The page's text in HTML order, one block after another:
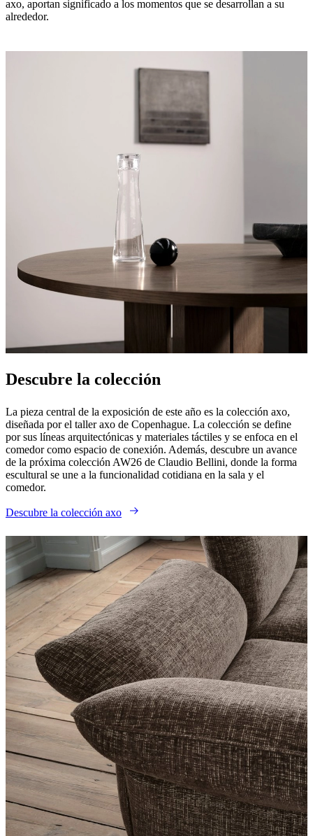
axo, aportan significado a los momentos que se desarrollan a su
alrededor.
Descubre la colección
La pieza central de la exposición de este año es la colección axo,
diseñada por el taller axo de Copenhague. La colección se define
por sus líneas arquitectónicas y materiales táctiles y se enfoca en el
comedor como espacio de conexión. Además, descubre un avance
de la próxima colección AW26 de Claudio Bellini, donde la forma
escultural se une a la funcionalidad cotidiana en la sala y el
comedor.
Descubre la colección axo